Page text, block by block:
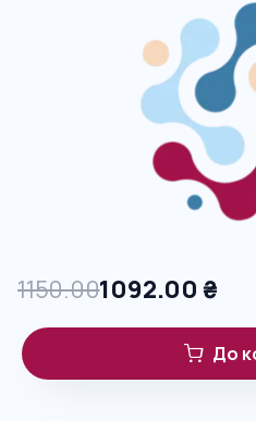
1150.001092.00 ₴
До